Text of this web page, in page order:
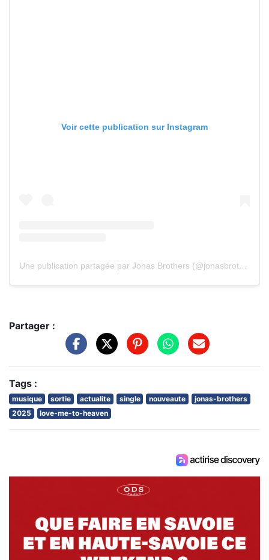
Voir cette publication sur Instagram
Une publication partagée par Jonas Brothers (@jonasbrothers)
Partager :
Tags :
musique sortie actualite single nouveaute
jonas-brothers
2025
love-me-to-heaven